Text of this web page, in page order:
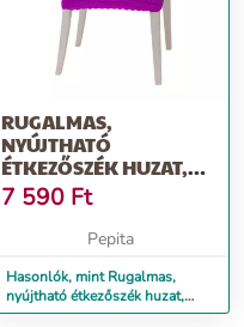
RUGALMAS,
NYÚJTHATÓ
ÉTKEZŐSZÉK HUZAT,
ÜLÉSHUZAT,
SZÉKVÉDŐ, TARTÓS...
7 590 Ft
Pepita
Hasonlók, mint Rugalmas,
nyújtható étkezőszék huzat,
üléshuzat, székvédő, tartós...